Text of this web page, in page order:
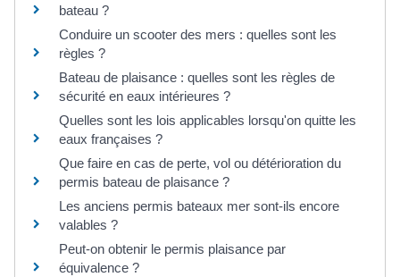
bateau ?
Conduire un scooter des mers : quelles sont les
règles ?
Bateau de plaisance : quelles sont les règles de
sécurité en eaux intérieures ?
Quelles sont les lois applicables lorsqu'on quitte les
eaux françaises ?
Que faire en cas de perte, vol ou détérioration du
permis bateau de plaisance ?
Les anciens permis bateaux mer sont-ils encore
valables ?
Peut-on obtenir le permis plaisance par
équivalence ?